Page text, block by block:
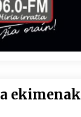
ekimenak